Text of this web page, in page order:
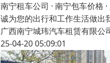
南宁租车公司 · 南宁包车价格
诚为您的出行和工作生活做出
广西南宁城玮汽车租赁有限公
25-04-20 05:09:01